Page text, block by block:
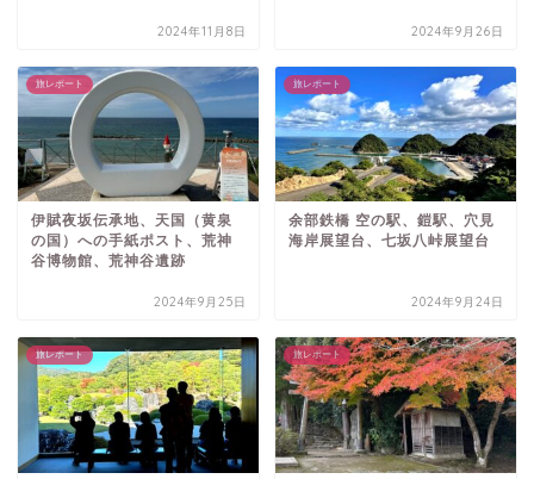
2024年11月8日 2024年9月26日
旅レポート
伊賦夜坂伝承地、天国（黄泉
の国）への手紙ポスト、荒神
谷博物館、荒神谷遺跡
2024年9月25日
旅レポート
余部鉄橋 空の駅、鎧駅、穴見
海岸展望台、七坂八峠展望台
2024年9月24日
旅レポート 旅レポート